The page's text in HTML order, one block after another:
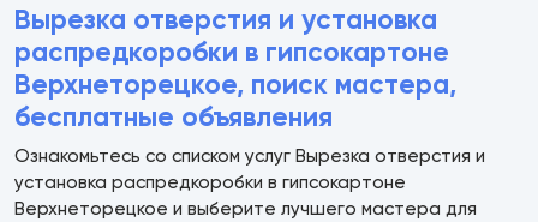
Вырезка отверстия и установка
распредкоробки в гипсокартоне
Верхнеторецкое, поиск мастера,
бесплатные объявления
Ознакомьтесь со списком услуг Вырезка отверстия и
установка распредкоробки в гипсокартоне
Верхнеторецкое и выберите лучшего мастера для